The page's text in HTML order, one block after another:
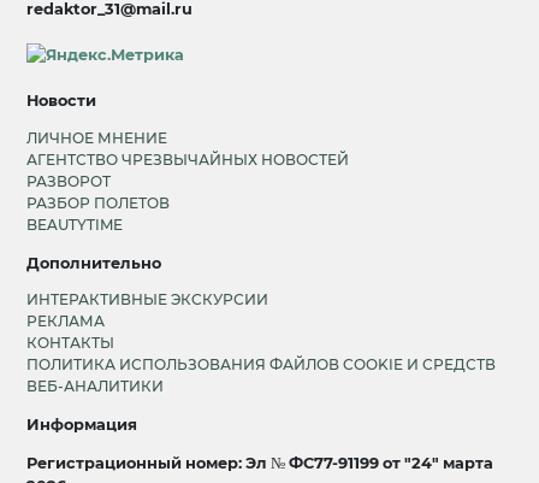
redaktor_31@mail.ru
Новости
ЛИЧНОЕ МНЕНИЕ
АГЕНТСТВО ЧРЕЗВЫЧАЙНЫХ НОВОСТЕЙ
РАЗВОРОТ
РАЗБОР ПОЛЕТОВ
BEAUTYTIME
Дополнительно
ИНТЕРАКТИВНЫЕ ЭКСКУРСИИ
РЕКЛАМА
КОНТАКТЫ
ПОЛИТИКА ИСПОЛЬЗОВАНИЯ ФАЙЛОВ COOKIE И СРЕДСТВ
ВЕБ-АНАЛИТИКИ
Информация
Регистрационный номер: Эл № ФС77-91199 от "24" марта